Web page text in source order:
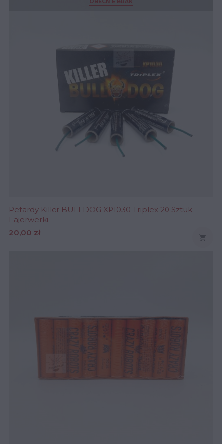
OBECNIE BRAK
Petardy Killer BULLDOG XP1030 Triplex 20 Sztuk
Fajerwerki
Cena
20,00 zł
